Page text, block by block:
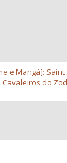
e Mangá]: Saint
Cavaleiros do